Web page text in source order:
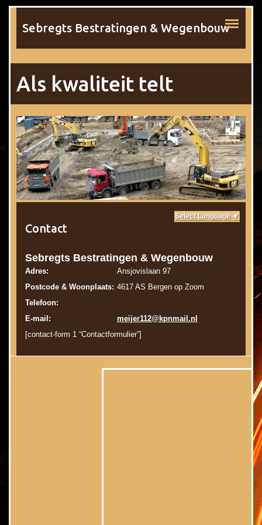
Sebregts Bestratingen & Wegenbouw
Als kwaliteit telt
Select Language ▼
Contact
Sebregts Bestratingen & Wegenbouw
Adres:
Ansjovislaan 97
Postcode & Woonplaats: 4617 AS Bergen op Zoom
Telefoon:
E-mail:
meijer112@kpnmail.nl
[contact-form 1 “Contactformulier”]